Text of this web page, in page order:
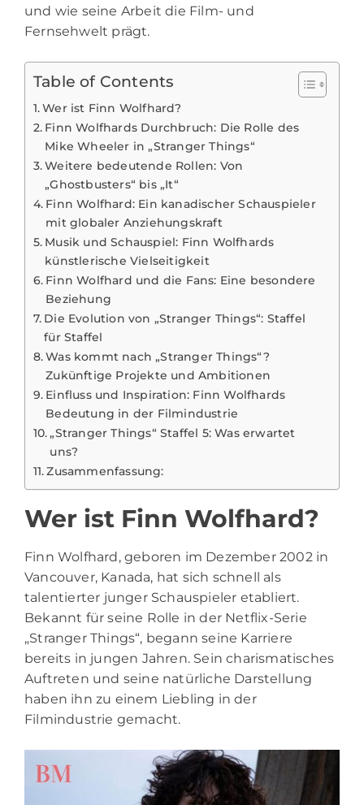
und wie seine Arbeit die Film- und
Fernsehwelt prägt.
Table of Contents
Wer ist Finn Wolfhard?
Finn Wolfhards Durchbruch: Die Rolle des
Mike Wheeler in „Stranger Things“
Weitere bedeutende Rollen: Von
„Ghostbusters“ bis „It“
Finn Wolfhard: Ein kanadischer Schauspieler
mit globaler Anziehungskraft
Musik und Schauspiel: Finn Wolfhards
künstlerische Vielseitigkeit
Finn Wolfhard und die Fans: Eine besondere
Beziehung
Die Evolution von „Stranger Things“: Staffel
für Staffel
Was kommt nach „Stranger Things“?
Zukünftige Projekte und Ambitionen
Einfluss und Inspiration: Finn Wolfhards
Bedeutung in der Filmindustrie
„Stranger Things“ Staffel 5: Was erwartet
uns?
Zusammenfassung:
Wer ist Finn Wolfhard?
Finn Wolfhard, geboren im Dezember 2002 in
Vancouver, Kanada, hat sich schnell als
talentierter junger Schauspieler etabliert.
Bekannt für seine Rolle in der Netflix-Serie
„Stranger Things“, begann seine Karriere
bereits in jungen Jahren. Sein charismatisches
Auftreten und seine natürliche Darstellung
haben ihn zu einem Liebling in der
Filmindustrie gemacht.